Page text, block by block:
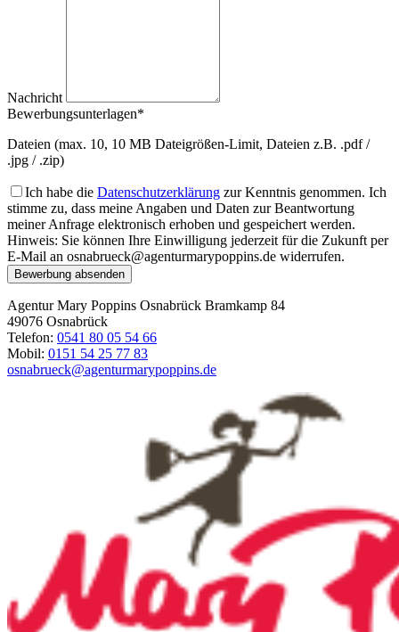
Nachricht
Bewerbungsunterlagen*
Dateien (max. 10, 10 MB Dateigrößen-Limit, Dateien z.B. .pdf /
.jpg / .zip)
Ich habe die Datenschutzerklärung zur Kenntnis genommen. Ich
stimme zu, dass meine Angaben und Daten zur Beantwortung
meiner Anfrage elektronisch erhoben und gespeichert werden.
Hinweis: Sie können Ihre Einwilligung jederzeit für die Zukunft per
E-Mail an osnabrueck@agenturmarypoppins.de widerrufen.
Bewerbung absenden
Agentur Mary Poppins Osnabrück Bramkamp 84
49076 Osnabrück
Telefon: 0541 80 05 54 66
Mobil: 0151 54 25 77 83
osnabrueck@agenturmarypoppins.de